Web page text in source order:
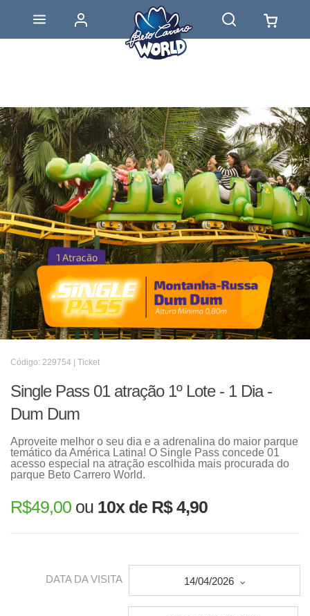
Código: 229754 | Ticket
Single Pass 01 atração 1º Lote - 1 Dia -
Dum Dum
Aproveite melhor o seu dia e a adrenalina do maior parque
temático da América Latina! O Single Pass concede 01
acesso especial na atração escolhida mais procurada do
parque Beto Carrero World.
R$49,00 ou 10x de R$ 4,90
DATA DA VISITA 14/04/2026